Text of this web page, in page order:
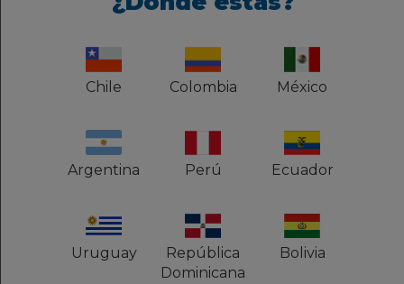
dominio que desea y haga clic en
En la nueva pantalla, en la parte
haga clic en
Eliminar
dominio)
Remove This Domain(Sí, eliminar este
Chile Colombia México
Argentina Perú Ecuador
Uruguay
República
Dominicana
Bolivia